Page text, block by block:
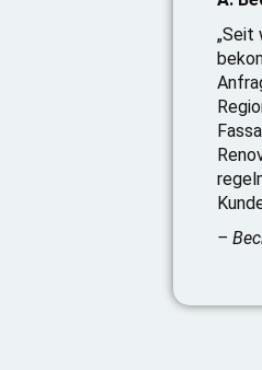
„Seit
–